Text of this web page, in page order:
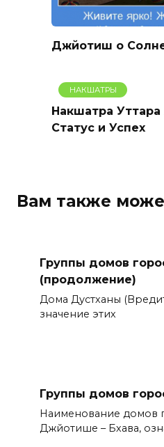
Джйотиш о
НАКШАТРЫ
Накшатра
Статус и Успех
Вам также
Группы домов
(продолжение)
Дома Дустханы
значение этих
Группы домов
Наименование домов
Джйотише – Бхава,